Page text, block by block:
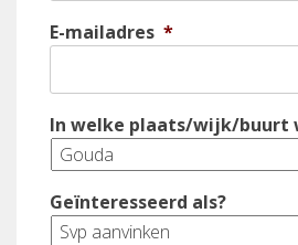
E-mailadres *
In welke plaats/wijk/buurt
Geïnteresseerd als?